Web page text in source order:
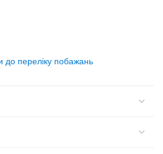
до переліку побажань